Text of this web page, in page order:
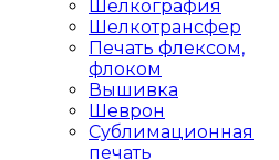
Шелкография
Шелкотрансфер
Печать флексом,
флоком
Вышивка
Шеврон
Сублимационная
печать